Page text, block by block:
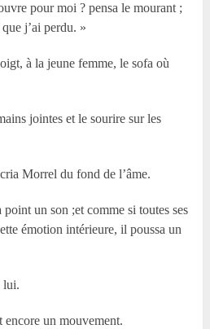
pour moi ? pensa le mourant ;
j’ai perdu. »
à la jeune femme, le sofa où
jointes et le sourire sur les
Morrel du fond de l’âme.
un son ;et comme si toutes ses
émotion intérieure, il poussa un
lui.
un mouvement.